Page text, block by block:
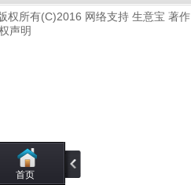
权所有(C)2016 网络支持 生意宝 著作
声明
首页